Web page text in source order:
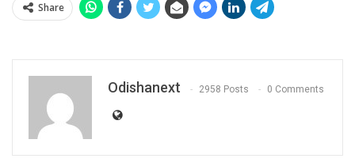
Share
Odishanext 2958 Posts 0 Comments